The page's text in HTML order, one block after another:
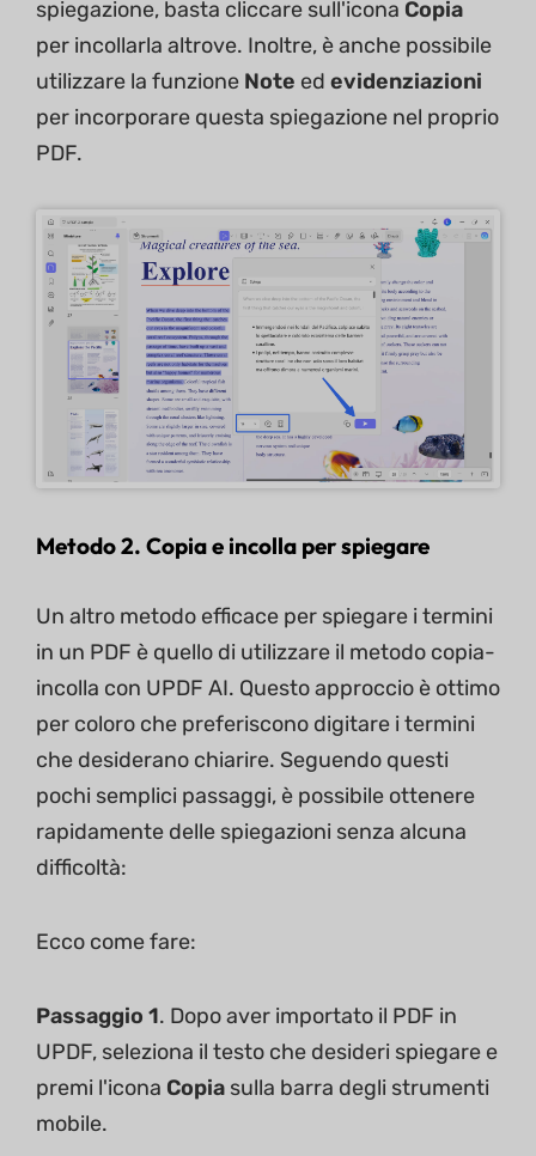
spiegazione, basta cliccare sull'icona Copia
per incollarla altrove. Inoltre, è anche possibile
utilizzare la funzione Note ed evidenziazioni
per incorporare questa spiegazione nel proprio
PDF.
Metodo 2. Copia e incolla per spiegare
Un altro metodo efficace per spiegare i termini
in un PDF è quello di utilizzare il metodo copia-
incolla con UPDF AI. Questo approccio è ottimo
per coloro che preferiscono digitare i termini
che desiderano chiarire. Seguendo questi
pochi semplici passaggi, è possibile ottenere
rapidamente delle spiegazioni senza alcuna
difficoltà:
Ecco come fare:
Passaggio 1. Dopo aver importato il PDF in
UPDF, seleziona il testo che desideri spiegare e
premi l'icona Copia sulla barra degli strumenti
mobile.